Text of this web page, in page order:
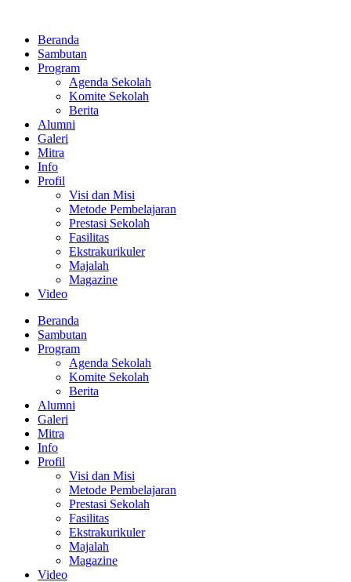
kontenBeranda
Sambutan
Program
Agenda Sekolah
Komite Sekolah
Berita
Alumni
Galeri
Mitra
Info
Profil
Visi dan Misi
Metode Pembelajaran
Prestasi Sekolah
Fasilitas
Ekstrakurikuler
Majalah
Magazine
Video
Beranda
Sambutan
Program
Agenda Sekolah
Komite Sekolah
Berita
Alumni
Galeri
Mitra
Info
Profil
Visi dan Misi
Metode Pembelajaran
Prestasi Sekolah
Fasilitas
Ekstrakurikuler
Majalah
Magazine
Video